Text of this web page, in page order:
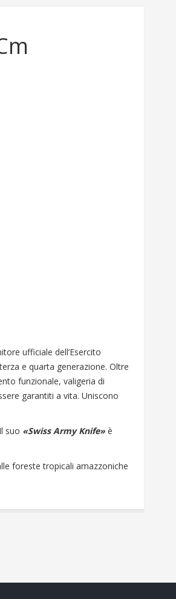
ufficiale dell’Esercito
e quarta generazione. Oltre
funzionale, valigeria di
garantiti a vita. Uniscono
suo «Swiss Army Knife» è
foreste tropicali amazzoniche